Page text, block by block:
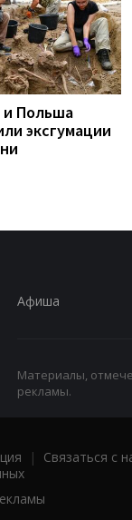
и Польша
эксгумации
Афиша
Материалы,
рекламы.
| Связаться с